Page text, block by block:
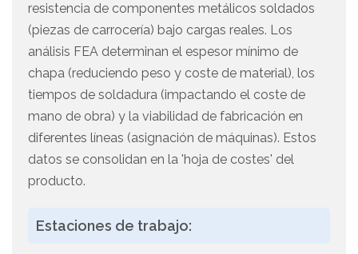
resistencia de componentes metálicos soldados
(piezas de carrocería) bajo cargas reales. Los
análisis FEA determinan el espesor mínimo de
chapa (reduciendo peso y coste de material), los
tiempos de soldadura (impactando el coste de
mano de obra) y la viabilidad de fabricación en
diferentes líneas (asignación de máquinas). Estos
datos se consolidan en la 'hoja de costes' del
producto.
Estaciones de trabajo: